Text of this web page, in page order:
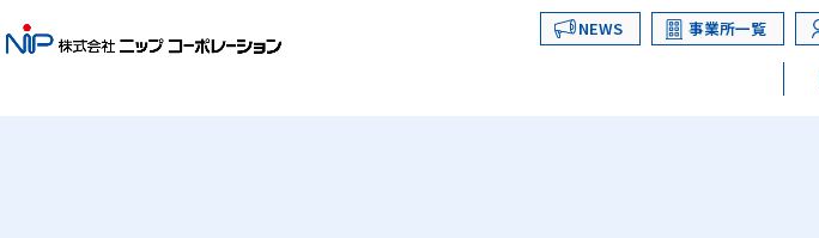
NEWS 事業所一覧